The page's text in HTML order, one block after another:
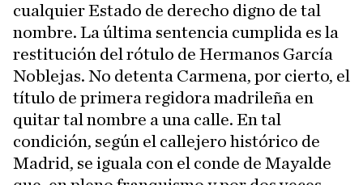
cualquier Estado de derecho digno de tal
nombre. La última sentencia cumplida es la
restitución del rótulo de Hermanos García
Noblejas. No detenta Carmena, por cierto, el
título de primera regidora madrileña en
quitar tal nombre a una calle. En tal
condición, según el callejero histórico de
Madrid, se iguala con el conde de Mayalde